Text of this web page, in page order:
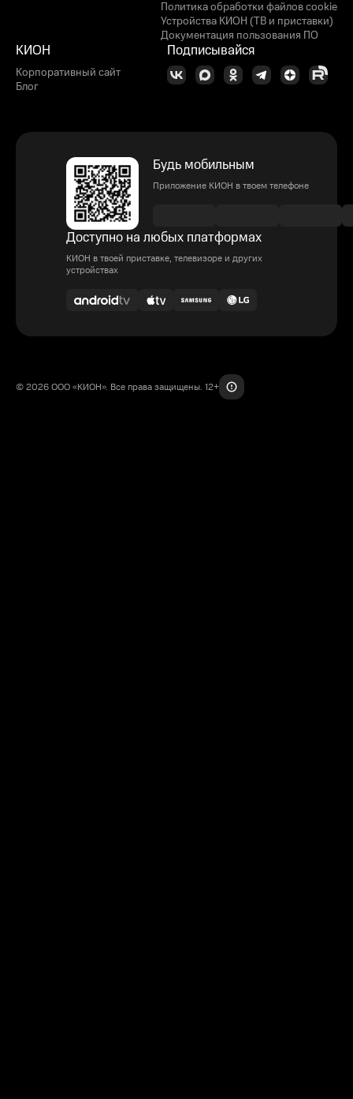
Политика обработки файлов cookie
Устройства КИОН (ТВ и приставки)
Документация пользования ПО
КИОН
Корпоративный сайт
Блог
Подписывайся
Будь мобильным
Приложение КИОН в твоем телефоне
Доступно на любых платформах
КИОН в твоей приставке, телевизоре и других
устройствах
© 2026 ООО «КИОН». Все права защищены. 12+